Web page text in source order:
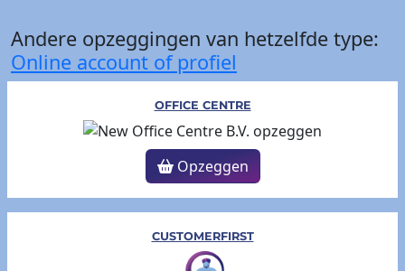
Andere opzeggingen van hetzelfde type:
Online account of profiel
OFFICE CENTRE
Opzeggen
CUSTOMERFIRST